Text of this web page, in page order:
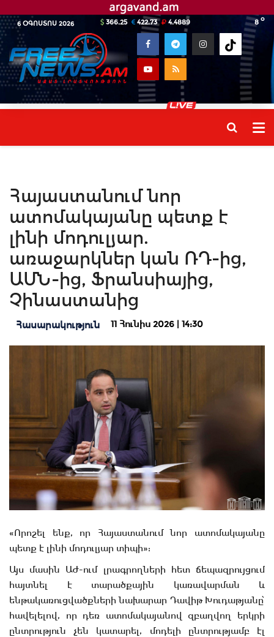
6 ՕԳՈՍՏՈՍ 2026 8 o
366.25 422.73 4.4889
Հայաստանում նոր
ատոմակայանը պետք է
լինի մոդուլյար.
առաջարկներ կան ՌԴ-ից,
ԱՄՆ-ից, Ֆրանսիայից,
Չինաստանից
Հասարակություն 11 Հունիս 2026 | 14:30
«Որոշել ենք, որ Հայաստանում նոր ատոմակայանը
պետք է լինի մոդուլյար տիպի»:
Այս մասին ԱԺ-ում լրագրողների հետ ճեպազրույցում
հայտնել է տարածքային կառավարման և
ենթակառուցվածքների նախարար Դավիթ Խուդաթյանը՝
հավելելով, որ դեռ ատոմակայանով զբաղվող երկրի
ընտրություն չեն կատարել, մոդելի ընտրությամբ էլ